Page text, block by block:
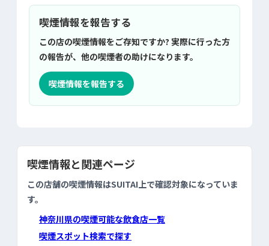
喫煙情報を報告する
この店の喫煙情報をご存知ですか? 実際に行った方
の報告が、他の喫煙者の助けになります。
喫煙情報を報告する
喫煙情報と関連ページ
この店舗の喫煙情報はSUITAI上で確認対象になっていま
す。
神奈川県の喫煙可能な飲食店一覧
喫煙スポット検索で探す